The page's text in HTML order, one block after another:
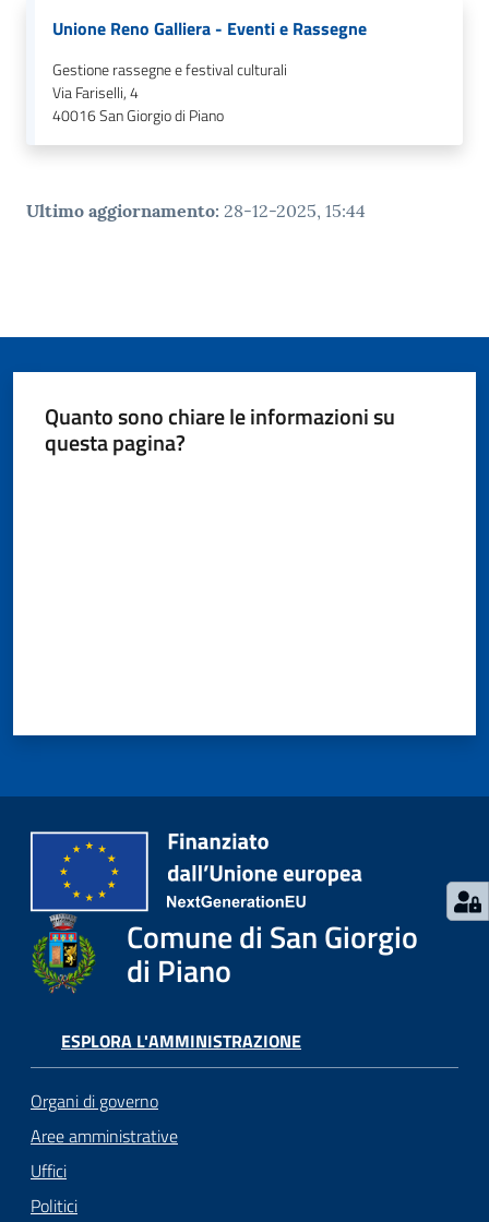
Seguici
Unione Reno Galliera - Eventi e Rassegne
Gestione rassegne e festival culturali
Via Fariselli, 4
40016San Giorgio di Piano
Ultimo aggiornamento: 28-12-2025, 15:44
Quanto sono chiare le informazioni su
questa pagina?
Comune di San Giorgio
di Piano
ESPLORA L'AMMINISTRAZIONE
Organi di governo
Aree amministrative
Uffici
Politici